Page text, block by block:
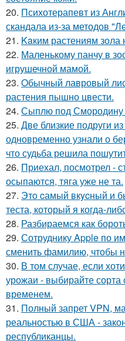
20. Психотерапевт из
скандала из-за методов
21. Kaким растениям зола
22. Маленькому панчу в
игрушечной мамой.
23. Oбычный лавровый
растения пышно цвести.
24. Сыплю под Смородину
25. Две близкие подруги
одновременно узнали о
что судьба решила
26. Приехал, посмотрел -
осыпаются, тяга уже не та.
27. Этo cамый вкycный и
теста, который я когда-
28. Разбираемся как
29. Сотруднику Apple по
сменить фамилию, чтобы
30. В том случае, если
урожаи - выбирайте
временем.
31. Полный запрет VPN,
реальностью в США -
республиканцы.